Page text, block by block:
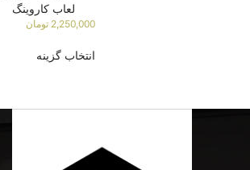
لعاب کاروینگ
2,250,000 تومان
انتخاب گزینه